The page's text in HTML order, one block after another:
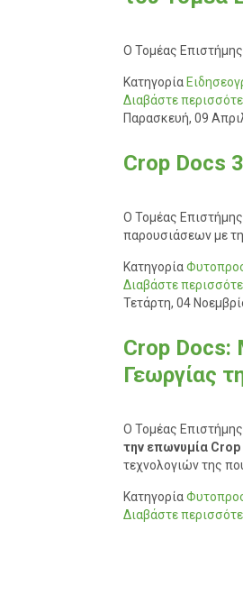
Ο Τομέας
Κατηγορία
Διαβάστε
Παρασκευή, 09
Crop Docs
Ο Τομέας
παρουσιάσεων με
Κατηγορία
Διαβάστε
Τετάρτη, 04
Crop Docs:
Γεωργίας
Ο Τομέας Επιστήμης
την επωνυμία Crop
τεχνολογιών της
Κατηγορία
Διαβάστε